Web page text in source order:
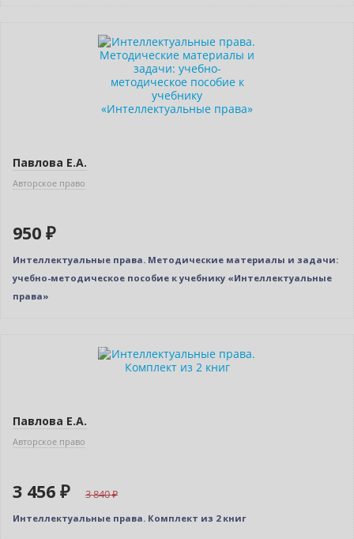
Павлова Е.А.
Авторское право
950 ₽
Интеллектуальные права. Методические материалы и задачи:
учебно-методическое пособие к учебнику «Интеллектуальные
права»
–10% (скидка 384 ₽)
Павлова Е.А.
Авторское право
3 456 ₽ 3 840
Интеллектуальные права. Комплект из 2 книг